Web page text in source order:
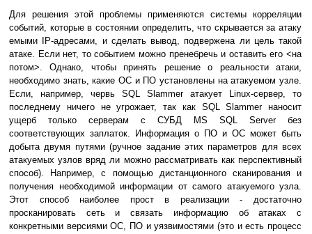
Для решения этой проблемы применяются системы корреляции
событий, которые в состоянии определить, что скрывается за атаку
емыми IP-адресами, и сделать вывод, подвержена ли цель такой
атаке. Если нет, то событием можно пренебречь и оставить его <на
потом>. Однако, чтобы принять решение о реальности атаки,
необходимо знать, какие ОС и ПО установлены на атакуемом узле.
Если, например, червь SQL Slammer атакует Linux-сервер, то
последнему ничего не угрожает, так как SQL Slammer наносит
ущерб только серверам с СУБД MS SQL Server без
соответствующих заплаток. Информация о ПО и ОС может быть
добыта двумя путями (ручное задание этих параметров для всех
атакуемых узлов вряд ли можно рассматривать как перспективный
способ). Например, с помощью дистанционного сканирования и
получения необходимой информации от самого атакуемого узла.
Этот способ наиболее прост в реализации - достаточно
просканировать сеть и связать информацию об атаках с
конкретными версиями ОС, ПО и уязвимостями (это и есть процесс